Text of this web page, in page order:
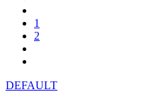
1
2
DEFAULT